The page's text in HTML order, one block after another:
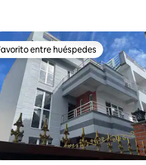
entre huéspedes
entre huéspedes